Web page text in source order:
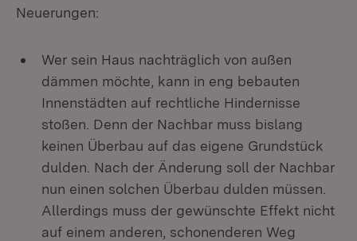
Neuerungen:
Wer sein Haus nachträglich von außen
dämmen möchte, kann in eng bebauten
Innenstädten auf rechtliche Hindernisse
stoßen. Denn der Nachbar muss bislang
keinen Überbau auf das eigene Grundstück
dulden. Nach der Änderung soll der Nachbar
nun einen solchen Überbau dulden müssen.
Allerdings muss der gewünschte Effekt nicht
auf einem anderen, schonenderen Weg